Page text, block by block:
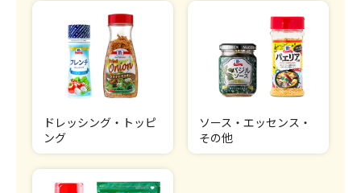
ドレッシング・トッピ
ング
ソース・エッセンス・
その他